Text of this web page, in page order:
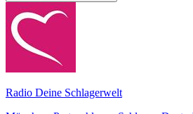
Radio Deine Schlagerwelt